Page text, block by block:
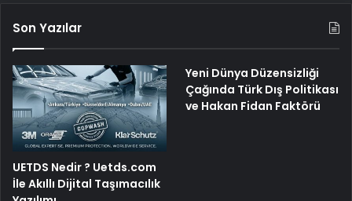
Son Yazılar
UETDS Nedir ? Uetds.com
İle Akıllı Dijital Taşımacılık
Yeni Dünya Düzensizliği
Çağında Türk Dış Politikası
ve Hakan Fidan Faktörü